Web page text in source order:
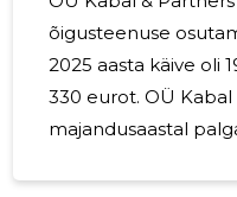
õigusteenuse osutamine. OÜ Kabal
2025 aasta käive oli
330 eurot. OÜ Kabal & Partners 2025
majandusaastal